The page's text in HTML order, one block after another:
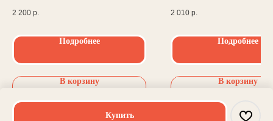
Купить
2 200 р.
Подробнее
В корзину
2 010 р.
Подробнее
В корзину